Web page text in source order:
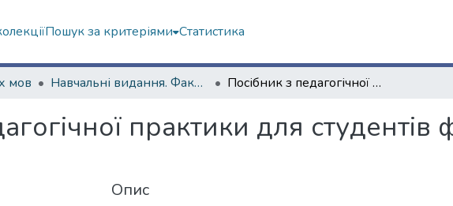
Пошук за критеріями Статистика
мов Навчальні видання. Факультет іноземних мов Посібник з педагогічної практики для студентів факультету іноземних мов
практики для студентів
Опис